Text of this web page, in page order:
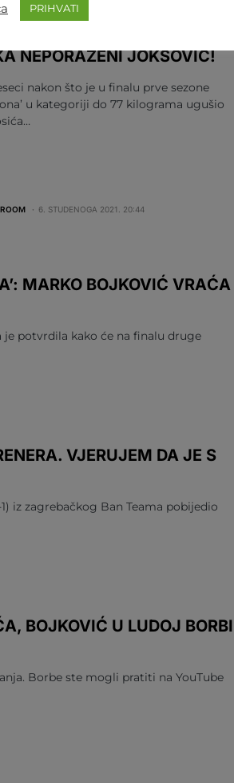
SE U OSIJEKU VRAĆA U
NEPORAŽENI JOKSOVIĆ!
nakon što je u finalu prve sezone
u kategoriji do 77 kilograma ugušio
6. STUDENOGA 2021. 20:44
MARKO BOJKOVIĆ VRAĆA
potvrdila kako će na finalu druge
VJERUJEM DA JE S
iz zagrebačkog Ban Teama pobijedio
BOJKOVIĆ U LUDOJ BORBI
Borbe ste mogli pratiti na YouTube
PRIHVATI